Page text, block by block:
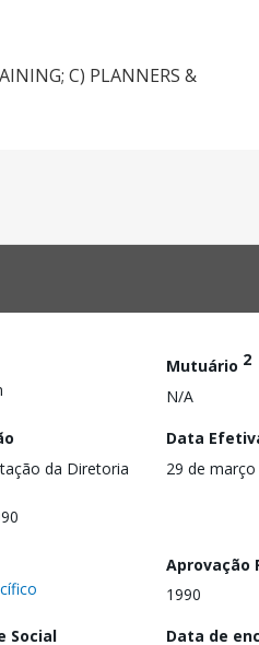
C) PLANNERS &
Mutuário 2
N/A
da Diretoria
Data
29 de
Aprovação
1990
Social
Data de